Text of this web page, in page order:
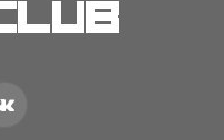
VKontakte